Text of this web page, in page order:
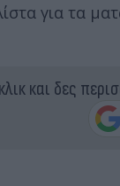
για τα
και δες